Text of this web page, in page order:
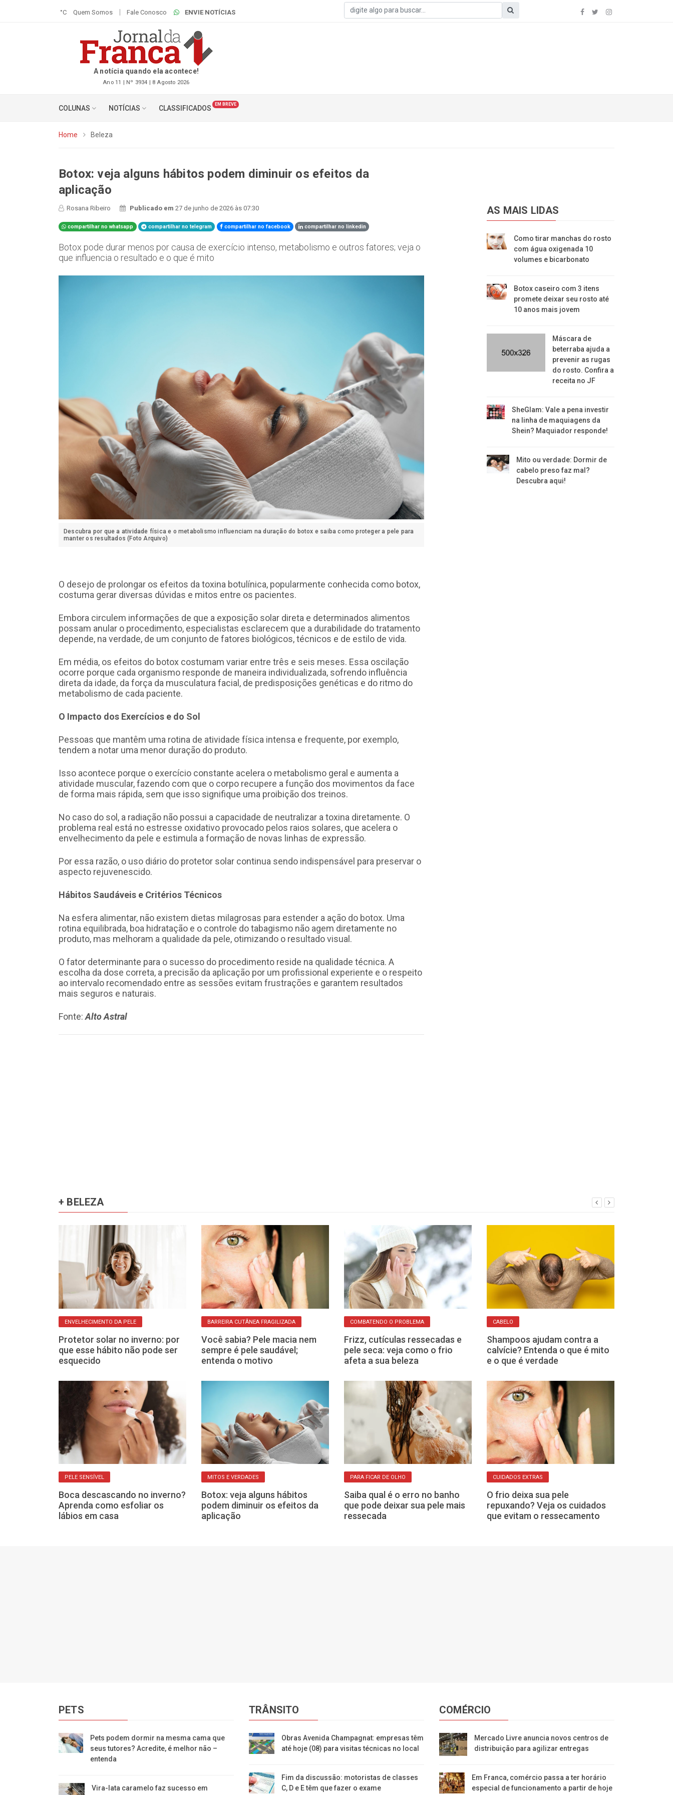
°C Quem Somos Fale Conosco ENVIE NOTÍCIAS
A notícia quando ela acontece!
Ano 11 | Nº 3934 | 8 Agosto 2026
COLUNAS NOTÍCIAS CLASSIFICADOS EM BREVE
Home Beleza
Botox: veja alguns hábitos podem diminuir os efeitos da
aplicação
Rosana Ribeiro Publicado em27 de junho de 2026 às 07:30
compartilhar no whatsapp compartilhar no telegram compartilhar no facebook compartilhar no linkedin
Botox pode durar menos por causa de exercício intenso, metabolismo e outros fatores; veja o
que influencia o resultado e o que é mito
Descubra por que a atividade física e o metabolismo influenciam na duração do botox e saiba como proteger a pele para
manter os resultados (Foto Arquivo)
O desejo de prolongar os efeitos da toxina botulínica, popularmente conhecida como botox,
costuma gerar diversas dúvidas e mitos entre os pacientes.
Embora circulem informações de que a exposição solar direta e determinados alimentos
possam anular o procedimento, especialistas esclarecem que a durabilidade do tratamento
depende, na verdade, de um conjunto de fatores biológicos, técnicos e de estilo de vida.
Em média, os efeitos do botox costumam variar entre três e seis meses. Essa oscilação
ocorre porque cada organismo responde de maneira individualizada, sofrendo influência
direta da idade, da força da musculatura facial, de predisposições genéticas e do ritmo do
metabolismo de cada paciente.
O Impacto dos Exercícios e do Sol
Pessoas que mantêm uma rotina de atividade física intensa e frequente, por exemplo,
tendem a notar uma menor duração do produto.
Isso acontece porque o exercício constante acelera o metabolismo geral e aumenta a
atividade muscular, fazendo com que o corpo recupere a função dos movimentos da face
de forma mais rápida, sem que isso signifique uma proibição dos treinos.
No caso do sol, a radiação não possui a capacidade de neutralizar a toxina diretamente. O
problema real está no estresse oxidativo provocado pelos raios solares, que acelera o
envelhecimento da pele e estimula a formação de novas linhas de expressão.
Por essa razão, o uso diário do protetor solar continua sendo indispensável para preservar o
aspecto rejuvenescido.
Hábitos Saudáveis e Critérios Técnicos
Na esfera alimentar, não existem dietas milagrosas para estender a ação do botox. Uma
rotina equilibrada, boa hidratação e o controle do tabagismo não agem diretamente no
produto, mas melhoram a qualidade da pele, otimizando o resultado visual.
O fator determinante para o sucesso do procedimento reside na qualidade técnica. A
escolha da dose correta, a precisão da aplicação por um profissional experiente e o respeito
ao intervalo recomendado entre as sessões evitam frustrações e garantem resultados
mais seguros e naturais.
Fonte:Alto Astral
AS MAIS LIDAS
Como tirar manchas do rosto
com água oxigenada 10
volumes e bicarbonato
Botox caseiro com 3 itens
promete deixar seu rosto até
10 anos mais jovem
Máscara de
beterraba ajuda a
prevenir as rugas
do rosto. Confira a
receita no JF
SheGlam: Vale a pena investir
na linha de maquiagens da
Shein? Maquiador responde!
Mito ou verdade: Dormir de
cabelo preso faz mal?
Descubra aqui!
+ BELEZA
ENVELHECIMENTO DA PELE
Protetor solar no inverno: por
que esse hábito não pode ser
esquecido
BARREIRA CUTÂNEA FRAGILIZADA
Você sabia? Pele macia nem
sempre é pele saudável;
entenda o motivo
COMBATENDO O PROBLEMA
Frizz, cutículas ressecadas e
pele seca: veja como o frio
afeta a sua beleza
CABELO
Shampoos ajudam contra a
calvície? Entenda o que é mito
e o que é verdade
PELE SENSÍVEL
Boca descascando no inverno?
Aprenda como esfoliar os
lábios em casa
MITOS E VERDADES
Botox: veja alguns hábitos
podem diminuir os efeitos da
aplicação
PARA FICAR DE OLHO
Saiba qual é o erro no banho
que pode deixar sua pele mais
ressecada
CUIDADOS EXTRAS
O frio deixa sua pele
repuxando? Veja os cuidados
que evitam o ressecamento
PETS
Pets podem dormir na mesma cama que
seus tutores? Acredite, é melhor não –
entenda
Vira-lata caramelo faz sucesso em
TRÂNSITO
Obras Avenida Champagnat: empresas têm
até hoje (08) para visitas técnicas no local
Fim da discussão: motoristas de classes
C, D e E têm que fazer o exame
COMÉRCIO
Mercado Livre anuncia novos centros de
distribuição para agilizar entregas
Em Franca, comércio passa a ter horário
especial de funcionamento a partir de hoje